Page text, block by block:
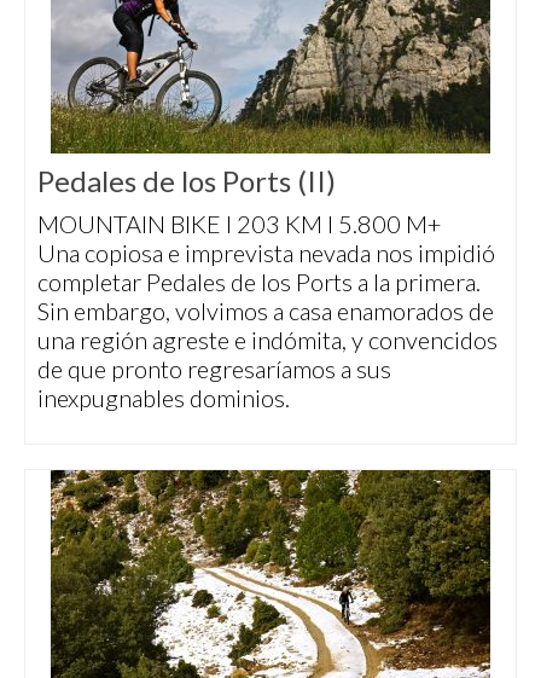
Pedales de los Ports (II)
MOUNTAIN BIKE I 203 KM I 5.800 M+
Una copiosa e imprevista nevada nos impidió
completar Pedales de los Ports a la primera.
Sin embargo, volvimos a casa enamorados de
una región agreste e indómita, y convencidos
de que pronto regresaríamos a sus
inexpugnables dominios.